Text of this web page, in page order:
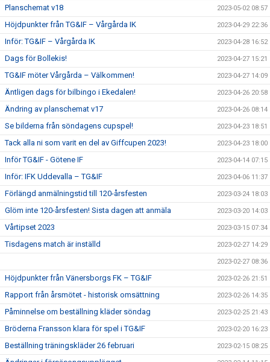
Planschemat v18 2023-05-02 08:57
Höjdpunkter från TG&IF – Vårgårda IK 2023-04-29 22:36
Inför: TG&IF – Vårgårda IK 2023-04-28 16:52
Dags för Bollekis! 2023-04-27 15:21
TG&IF möter Vårgårda – Välkommen! 2023-04-27 14:09
Äntligen dags för bilbingo i Ekedalen! 2023-04-26 20:58
Ändring av planschemat v17 2023-04-26 08:14
Se bilderna från söndagens cupspel! 2023-04-23 18:51
Tack alla ni som varit en del av Giffcupen 2023! 2023-04-23 18:00
Inför TG&IF - Götene IF 2023-04-14 07:15
Inför: IFK Uddevalla – TG&IF 2023-04-06 11:37
Förlängd anmälningstid till 120-årsfesten 2023-03-24 18:03
Glöm inte 120-årsfesten! Sista dagen att anmäla 2023-03-20 14:03
Vårtipset 2023 2023-03-15 07:34
Tisdagens match är inställd 2023-02-27 14:29
2023-02-27 08:36
Höjdpunkter från Vänersborgs FK – TG&IF 2023-02-26 21:51
Rapport från årsmötet - historisk omsättning 2023-02-26 14:35
Påminnelse om beställning kläder söndag 2023-02-25 21:43
Bröderna Fransson klara för spel i TG&IF 2023-02-20 16:23
Beställning träningskläder 26 februari 2023-02-15 08:25